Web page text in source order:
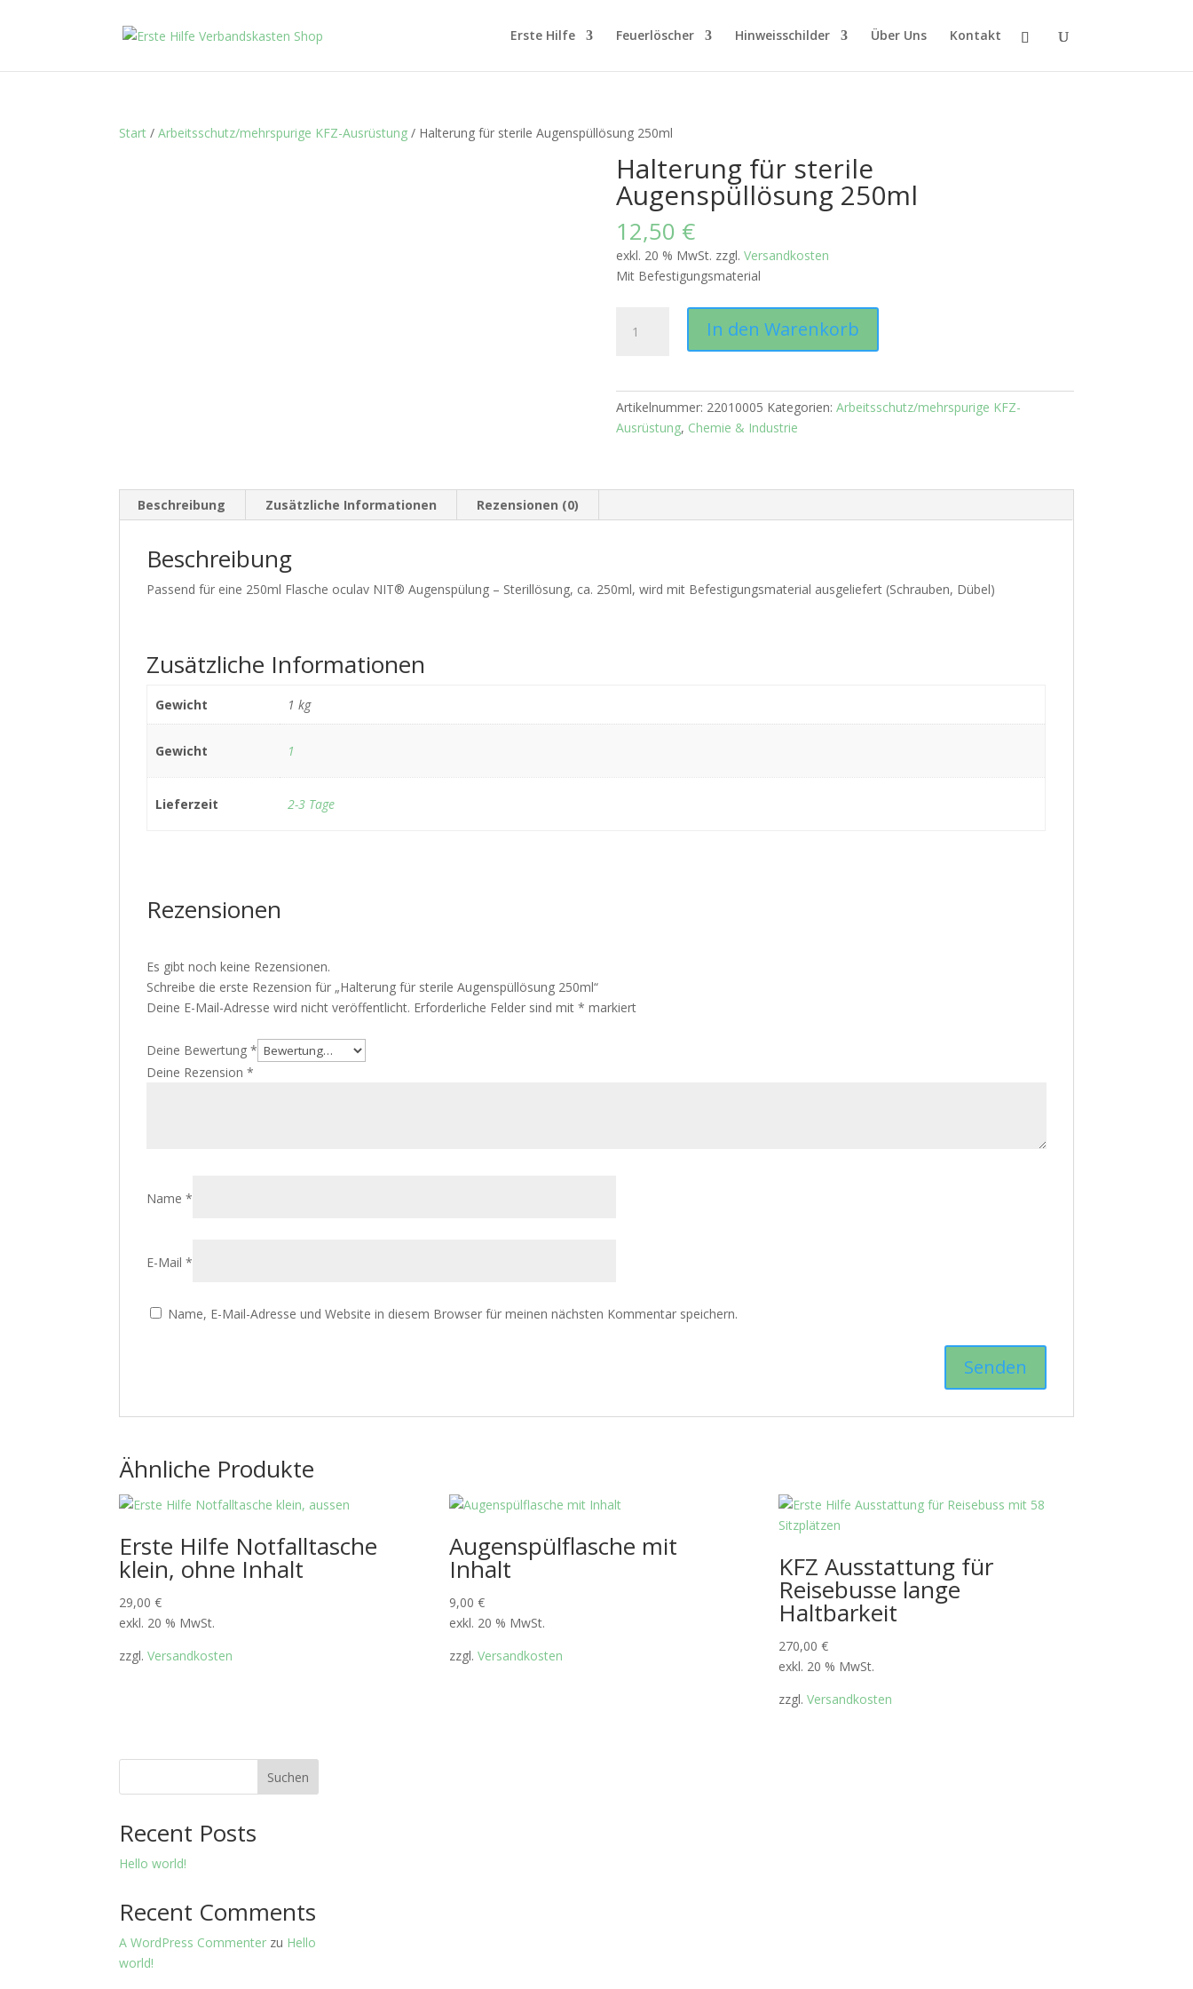
Erste Hilfe Feuerlöscher Hinweisschilder Über Uns Kontakt
Start /Arbeitsschutz/mehrspurige KFZ-Ausrüstung / Halterung für sterile Augenspüllösung 250ml
Halterung für sterile
Augenspüllösung 250ml
12,50 €
exkl. 20 % MwSt. zzgl. Versandkosten
Mit Befestigungsmaterial
250ml
In den Warenkorb
Artikelnummer: 22010005 Kategorien: Arbeitsschutz/mehrspurige KFZ-
Ausrüstung, Chemie & Industrie
Beschreibung Zusätzliche Informationen Rezensionen (0)
Beschreibung
Passend für eine 250ml Flasche oculav NIT® Augenspülung – Sterillösung, ca. 250ml, wird mit Befestigungsmaterial ausgeliefert (Schrauben, Dübel)
Zusätzliche Informationen
Gewicht 1 kg
Gewicht 1
Lieferzeit 2-3 Tage
Rezensionen
Es gibt noch keine Rezensionen.
Schreibe die erste Rezension für „Halterung für sterile Augenspüllösung 250ml“
Deine E-Mail-Adresse wird nicht veröffentlicht. Erforderliche Felder sind mit* markiert
Deine Bewertung*
Deine Rezension*
Name*
E-Mail*
Name, E-Mail-Adresse und Website in diesem Browser für meinen nächsten Kommentar speichern.
Ähnliche Produkte
Erste Hilfe Notfalltasche
klein, ohne Inhalt
29,00€
exkl. 20 % MwSt.
zzgl.Versandkosten
Augenspülflasche mit
Inhalt
9,00 €
exkl. 20 % MwSt.
zzgl. Versandkosten
KFZ Ausstattung für
Reisebusse lange
Haltbarkeit
270,00€
exkl. 20 % MwSt.
zzgl.Versandkosten
Suchen
Recent Posts
Hello world!
Recent Comments
A WordPress Commenter zu Hello
world!